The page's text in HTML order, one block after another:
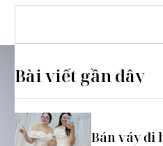
Bài viết gần đây
Bán váy đi